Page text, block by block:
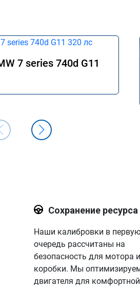
7 series 740d G11
Сохранение ресурса
Наши калибровки в
очередь рассчитаны на
безопасность для мотора и
коробки. Мы
двигателя для